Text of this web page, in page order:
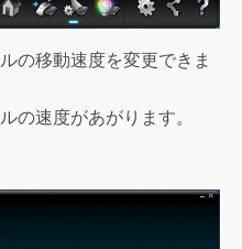
の移動速度を変更できま
の速度があがります。